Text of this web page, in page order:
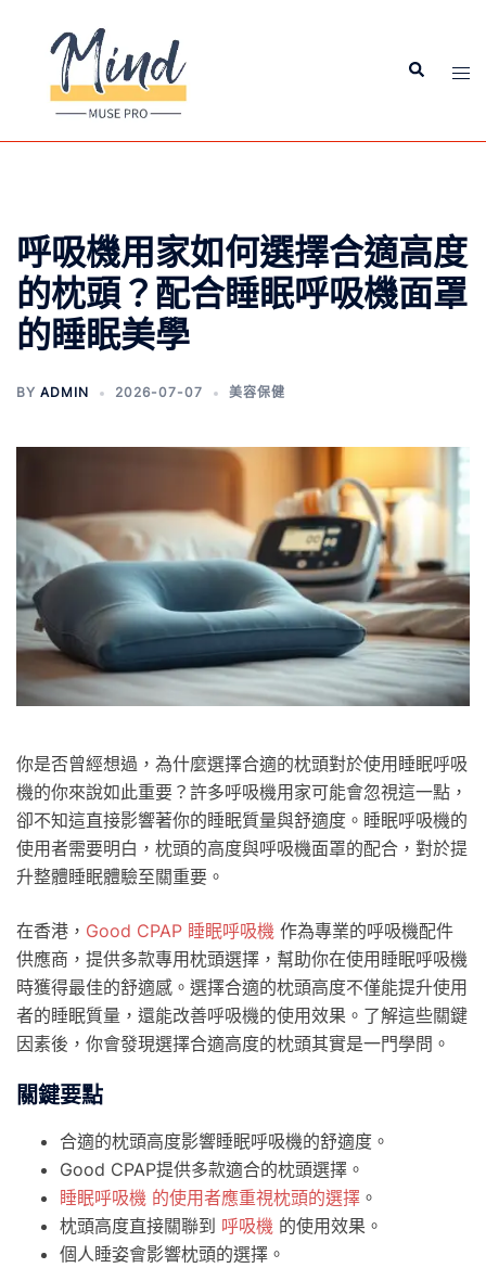
呼吸機用家如何選擇合適高度
的枕頭？配合睡眠呼吸機面罩
的睡眠美學
BY ADMIN 2026-07-07 美容保健
你是否曾經想過，為什麼選擇合適的枕頭對於使用睡眠呼吸
機的你來說如此重要？許多呼吸機用家可能會忽視這一點，
卻不知這直接影響著你的睡眠質量與舒適度。睡眠呼吸機的
使用者需要明白，枕頭的高度與呼吸機面罩的配合，對於提
升整體睡眠體驗至關重要。
在香港， Good CPAP 睡眠呼吸機 作為專業的呼吸機配件
供應商，提供多款專用枕頭選擇，幫助你在使用睡眠呼吸機
時獲得最佳的舒適感。選擇合適的枕頭高度不僅能提升使用
者的睡眠質量，還能改善呼吸機的使用效果。了解這些關鍵
因素後，你會發現選擇合適高度的枕頭其實是一門學問。
關鍵要點
合適的枕頭高度影響睡眠呼吸機的舒適度。
Good CPAP提供多款適合的枕頭選擇。
睡眠呼吸機 的使用者應重視枕頭的選擇 。
枕頭高度直接關聯到 呼吸機 的使用效果。
個人睡姿會影響枕頭的選擇。